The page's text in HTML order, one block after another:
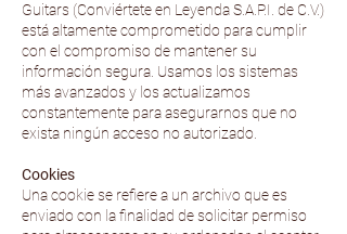
Guitars (Conviértete en Leyenda S.A.P.I. de C.V.)
está altamente comprometido para cumplir
con el compromiso de mantener su
información segura. Usamos los sistemas
más avanzados y los actualizamos
constantemente para asegurarnos que no
exista ningún acceso no autorizado.
Cookies
Una cookie se refiere a un archivo que es
enviado con la finalidad de solicitar permiso